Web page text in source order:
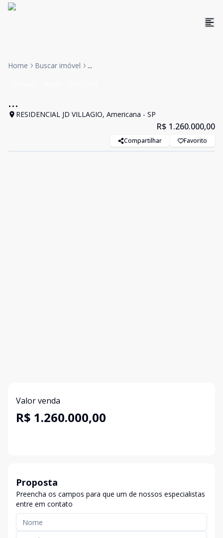
Home Buscar imóvel ...
...
RESIDENCIAL JD VILLAGIO, Americana - SP
R$ 1.260.000,00
Compartilhar Favorito
Valor venda
R$ 1.260.000,00
Proposta
Preencha os campos para que um de nossos especialistas
entre em contato